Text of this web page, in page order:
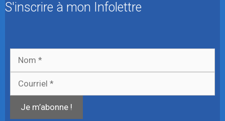
S'inscrire à mon Infolettre